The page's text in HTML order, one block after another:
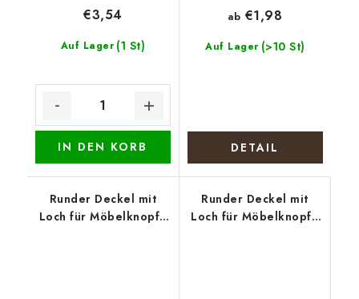
Auf Lager (1 St)
€3,54
IN DEN KORB
Auf Lager (>10 St)
ab €1,98
DETAIL
Runder Deckel mit
Loch für Möbelknopf -
Runder Deckel mit
Loch für Möbelknopf -